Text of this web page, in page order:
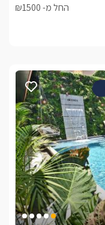
החל מ- ₪1500